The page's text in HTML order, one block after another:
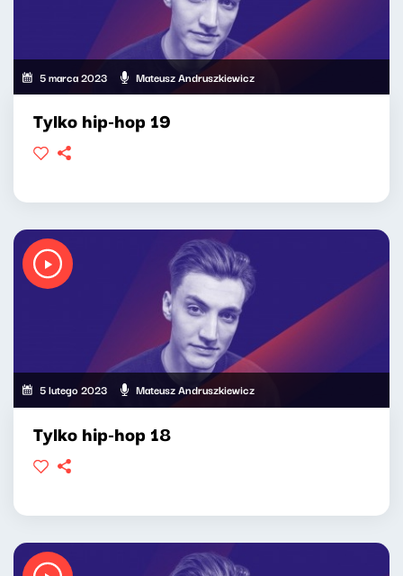
5 marca 2023 Mateusz Andruszkiewicz
Tylko hip-hop 19
5 lutego 2023 Mateusz Andruszkiewicz
Tylko hip-hop 18